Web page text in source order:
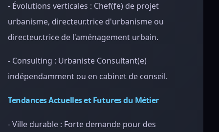
- Évolutions verticales : Chef(fe) de projet
urbanisme, directeur.trice d'urbanisme ou
directeur.trice de l'aménagement urbain.
- Consulting : Urbaniste Consultant(e)
indépendamment ou en cabinet de conseil.
Tendances Actuelles et Futures du Métier
- Ville durable : Forte demande pour des